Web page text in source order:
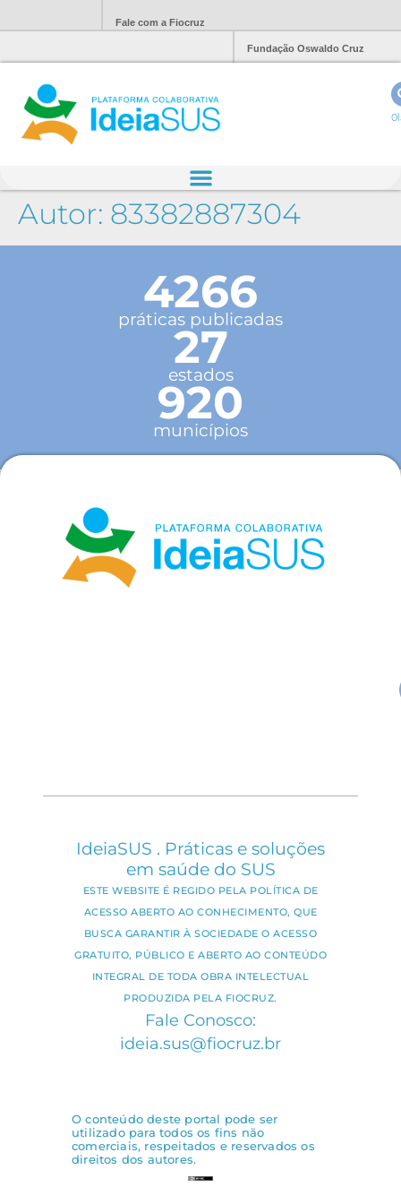
Fale com a Fiocruz
Fundação Oswaldo Cruz
Autor: 83382887304
4266
práticas publicadas
27
estados
920
municípios
IdeiaSUS . Práticas e soluções
em saúde do SUS
ESTE WEBSITE É REGIDO PELA POLÍTICA DE
ACESSO ABERTO AO CONHECIMENTO, QUE
BUSCA GARANTIR À SOCIEDADE O ACESSO
GRATUITO, PÚBLICO E ABERTO AO CONTEÚDO
INTEGRAL DE TODA OBRA INTELECTUAL
PRODUZIDA PELA FIOCRUZ.
Fale Conosco:
ideia.sus@fiocruz.br
O conteúdo deste portal pode ser
utilizado para todos os fins não
comerciais, respeitados e reservados os
direitos dos autores.